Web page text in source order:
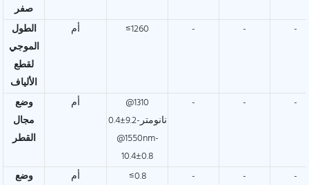
صفر
الطول
الموجي
لقطع
الألياف
أم ≤1260 - - -
وضع
مجال
القطر
أم
@1310
نانومتر-9.2±0.4
@1550nm-
10.4±0.8
- - -
وضع
أم ≤0.8 - - -